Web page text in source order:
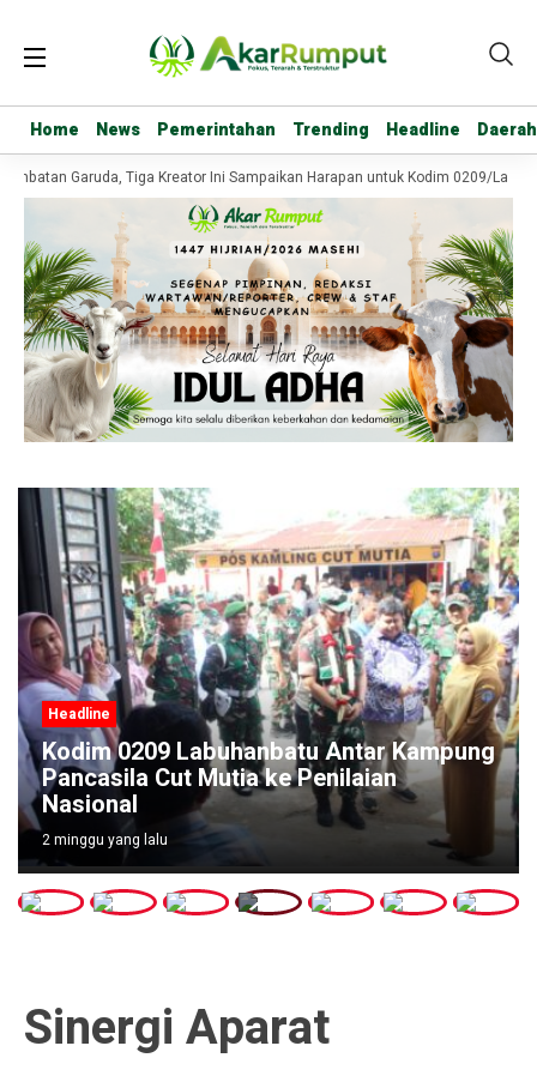
Home News Pemerintahan Trending Headline Daerah
Home News Pemerintahan Trending Headline Daerah
Garuda, Tiga Kreator Ini Sampaikan Harapan untuk Kodim 0209/
Headline
Kodim 0209 Labuhanbatu Antar Kampung
Pancasila Cut Mutia ke Penilaian
Nasional
2 minggu yang lalu
Sinergi Aparat